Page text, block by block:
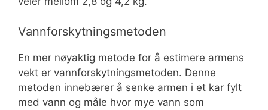
Vannforskytningsmetoden
En mer nøyaktig metode for å estimere armens
vekt er vannforskytningsmetoden. Denne
metoden innebærer å senke armen i et kar fylt
med vann og måle hvor mye vann som